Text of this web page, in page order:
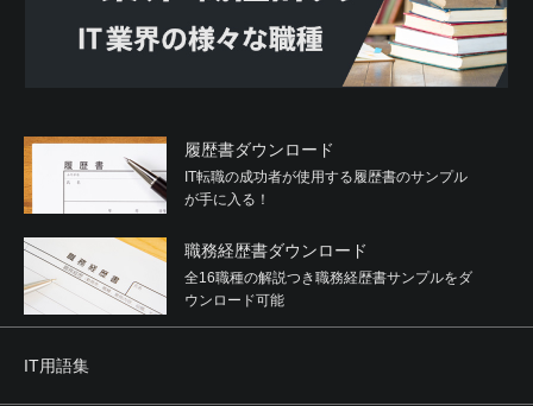
履歴書ダウンロード
IT転職の成功者が使用する履歴書のサンプル
が手に入る！
職務経歴書ダウンロード
全16職種の解説つき職務経歴書サンプルをダ
ウンロード可能
IT用語集